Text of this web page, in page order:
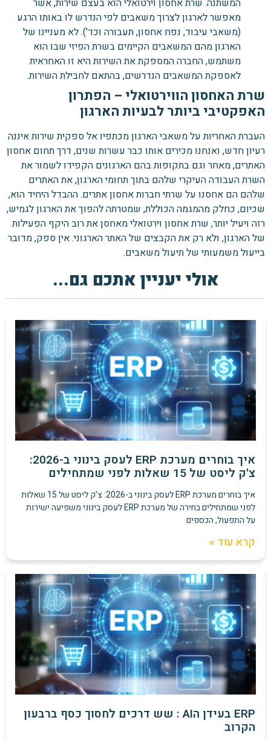
המשתנה. שרת אחסון וירטואלי הוא בעצם שירות, אשר
מאפשר לארגון לצרוך משאבים לפי הנדרש לו באותו הרגע
(משאבי עיבוד, נפח אחסון, תעבורה וכד'). לא מעניינו של
הארגון מהם המשאבים הקיימים בשרת הפיזי שבו הוא
משתמש, החברה המספקת את השירות היא זו האחראית
לאספקת המשאבים הנדרשים, בהתאם לחבילת השירות.
שרת האחסון הווירטואלי – הפתרון
האפקטיבי ביותר לבעיות הארגון
העברת האחריות על משאבי הארגון מכתפיו אל ספקית שירות איננה
רעיון חדש, ואנחנו מכירים אותו כבר עשרות שנים, דרך תחום אחסון
האתרים, מאחר וגם בתקופות בהם הארגונים הקפידו לשמור את
השרת העבודה העיקרי שלהם בתוך תחומי הארגון, את האתרים
שלהם הם אחסנו על שרתי חברות אחסון אתרים. ההבדל היחיד הוא,
שכיום, כחלק מהמגמה הכוללת, שמטרתה להפוך את הארגון לגמיש,
רזה ויעיל יותר, שרת אחסון וירטואלי מאחסן את רוב היקף הפעילות
של הארגון, ולא רק את הקבצים של האתר הארגוני. אין ספק, מדובר
בייעול משמעותי של תיעול משאבים.
אולי יעניין אתכם גם...
איך בוחרים מערכת ERP לעסק בינוני ב-2026:
צ'ק ליסט של 15 שאלות לפני שמתחילים
איך בוחרים מערכת ERP לעסק בינוני ב-2026: צ'ק ליסט של 15 שאלות
לפני שמתחילים בחירה של מערכת ERP לעסק בינוני משפיעה ישירות
על התפעול, הכספים
קרא עוד »
ERP בעידן הAI : שש דרכים לחסוך כסף ברבעון
הקרוב